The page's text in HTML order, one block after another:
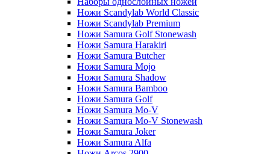
Ножи Scandylab World Classic
Ножи Scandylab Premium
Ножи Samura Golf Stonewash
Ножи Samura Harakiri
Ножи Samura Butcher
Ножи Samura Mojo
Ножи Samura Shadow
Ножи Samura Bamboo
Ножи Samura Golf
Ножи Samura Mo-V
Ножи Samura Mo-V Stonewash
Ножи Samura Joker
Ножи Samura Alfa